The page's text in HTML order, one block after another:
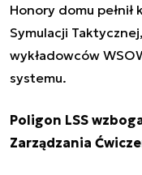
Honory domu pełnił
Symulacji
wykładowców
systemu.
Poligon LSS
Zarządzania